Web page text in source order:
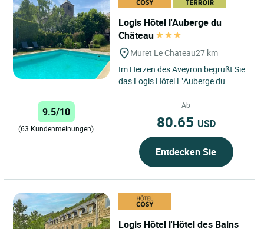
Logis Hôtel l'Auberge du
Château
Muret Le Chateau27 km
Im Herzen des Aveyron begrüßt Sie
das Logis Hôtel L’Auberge du
Umgebung in Muret-le-Château,...
9.5/10
(63 Kundenmeinungen)
Ab
80.65 USD
Entdecken Sie
Logis Hôtel l'Hôtel des Bains